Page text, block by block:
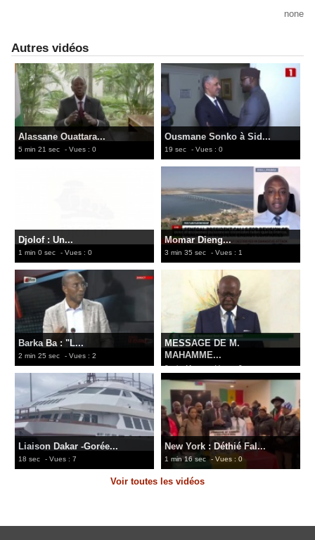
none
Autres vidéos
Alassane Ouattara...
5 min 21 sec - Vues : 0
Ousmane Sonko à Sid...
19 sec - Vues : 0
​Djolof : Un...
1 min 0 sec - Vues : 0
Momar Dieng...
3 min 35 sec - Vues : 1
Barka Ba : "L...
2 min 25 sec - Vues : 2
MESSAGE DE M.
MAHAMME...
2 min 41 sec - Vues : 0
Liaison Dakar -Gorée...
18 sec - Vues : 7
New York : Déthié Fal...
1 min 16 sec - Vues : 0
Voir toutes les vidéos